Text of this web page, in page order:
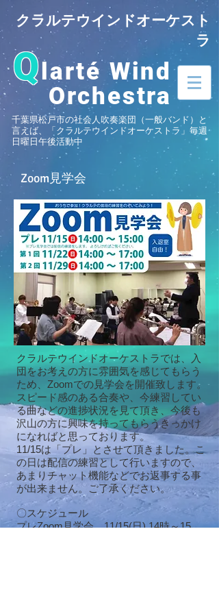
クラルテウインドオーケスト
ラ
Q larté Wind
Orchestra
千葉県松戸市の社会人吹奏楽団（一般バンド）と
言えば、「クラルテウインドオーケストラ」毎週
日曜日午後活動中
Zoom見学会
クラルテウインドオーケストラでは、入
団をお考えの方に雰囲気を感じてもらう
ため、Zoomでの見学会を開催致します。
スピード感のある合奏や、今練習してい
る曲などの進捗状況を見て頂き、今後も
沢山の方に興味を持ってもらうきっかけ
になればと思っております。
11/15は「プレ」とさせて頂きました。こ
の日は配信の練習として行いますので、
あまりチャット機能などでお返事する事
が出来ません。ご了承ください。
〇スケジュール
プレZoom見学会 11/15(日) 14時～15